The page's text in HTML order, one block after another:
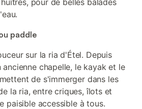
pour de belles balades
paddle
sur la ria d'Étel. Depuis
chapelle, le kayak et le
de s'immerger dans les
la ria, entre criques, îlots et
paisible accessible à tous.